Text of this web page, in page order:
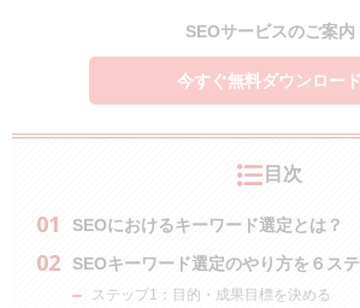
SEOサービスのご案内
今すぐ無料ダウンロード
目次
SEOにおけるキーワード選定とは？
SEOキーワード選定のやり方を６ス
ステップ1：目的・成果目標を決める